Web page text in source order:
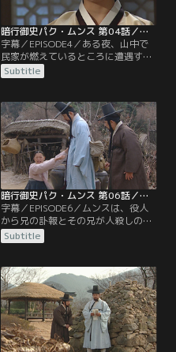
暗行御史パク・ムンス 第04話／字幕
字幕／EPISODE4／ある夜、山中で
民家が燃えているところに遭遇する
ムンスとチルボク。慌てて助けに入
るムンスだったが、その場に居合わ
られる。役所に連れていかれたムン
スは、偶然ミンソと再会。ミンソの
家を訪ねたムンスはヨニにそっくり
なスギョンという娘に会い…。
Subtitle
暗行御史パク・ムンス 第06話／字幕
字幕／EPISODE6／ムンスは、役人
から兄の訃報とその兄が人殺しの罪
まで犯したと告げられても信じきれ
ないスンブンに泣きつかれ…。その
言をしていた。一方、ファリョンは
ヨニに説得されるも家を出ていく。
また、ムンスの行動を怪しむジュン
ミンは父の身を案じるが…。
Subtitle